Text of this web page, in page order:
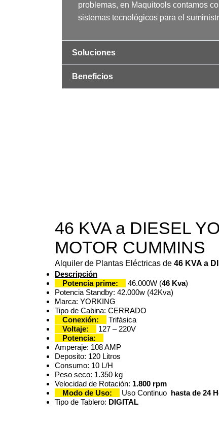
problemas, en Maquitools contamos
sistemas tecnológicos para el
Soluciones
Beneficios
46 KVA a DIESEL
MOTOR CUMMINS
Alquiler de Plantas Eléctricas de 46 KVA a
Descripción
Potencia prime:
46.000W (46 Kva)
Potencia Standby: 42.000w (42Kva)
Marca: YORKING
Tipo de Cabina: CERRADO
Conexión:
Trifásica
Voltaje:
127 – 220V
Potencia:
Amperaje: 108 AMP
Deposito: 120 Litros
Consumo: 10 L/H
Peso seco: 1.350 kg
Velocidad de Rotación: 1.800 rpm
Modo de Uso:
Uso Continuo hasta de 24
Tipo de Tablero: DIGITAL